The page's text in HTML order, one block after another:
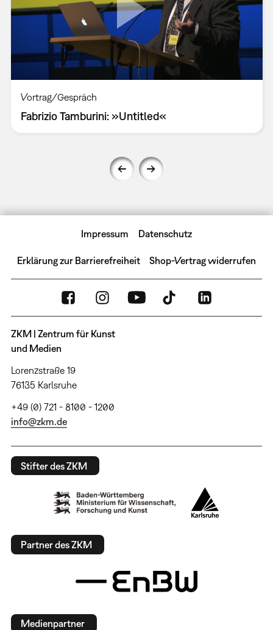
Vortrag/Gespräch
Fabrizio Tamburini: »Untitled«
Impressum Datenschutz
Erklärung zur Barrierefreiheit Shop-Vertrag widerrufen
ZKM | Zentrum für Kunst
und Medien
Lorenzstraße 19
76135 Karlsruhe
+49 (0) 721 - 8100 - 1200
info@zkm.de
Stifter des ZKM
Partner des ZKM
Medienpartner